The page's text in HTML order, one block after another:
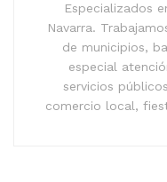
Especializados
Navarra.
de municipios,
especial
servicios
comercio local,